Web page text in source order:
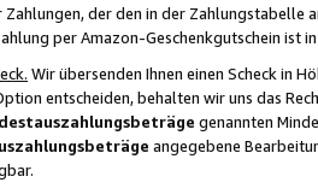
Zahlungen, der den in der
per Amazon-Geschenkgutschein ist
Wir übersenden Ihnen einen Scheck in
entscheiden, behalten wir uns das
genannten
angegebene